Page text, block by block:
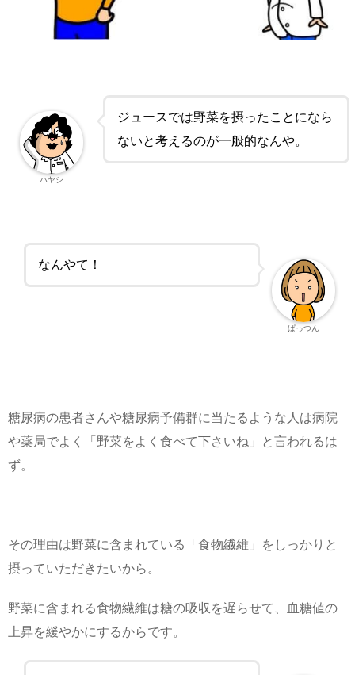
ジュースでは野菜を摂ったことになら
ないと考えるのが一般的なんや。
ハヤシ
なんやて！
ぱっつん
糖尿病の患者さんや糖尿病予備群に当たるような人は病院
や薬局でよく「野菜をよく食べて下さいね」と言われるは
ず。
その理由は野菜に含まれている「食物繊維」をしっかりと
摂っていただきたいから。
野菜に含まれる食物繊維は糖の吸収を遅らせて、血糖値の
上昇を緩やかにするからです。